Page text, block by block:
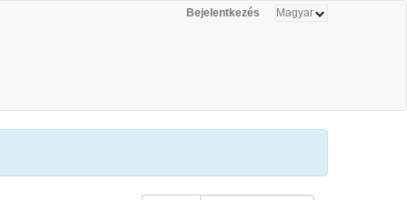
Bejelentkezés